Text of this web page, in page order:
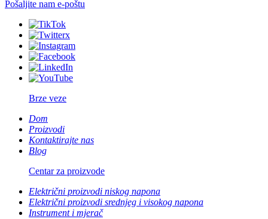
Pošaljite nam e-poštu
Brze veze
Dom
Proizvodi
Kontaktirajte nas
Blog
Centar za proizvode
Električni proizvodi niskog napona
Električni proizvodi srednjeg i visokog napona
Instrument i mjerač